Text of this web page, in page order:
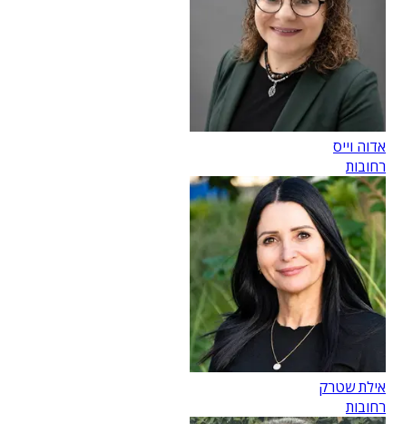
אדוה וייס
רחובות
אילת שטרק
רחובות